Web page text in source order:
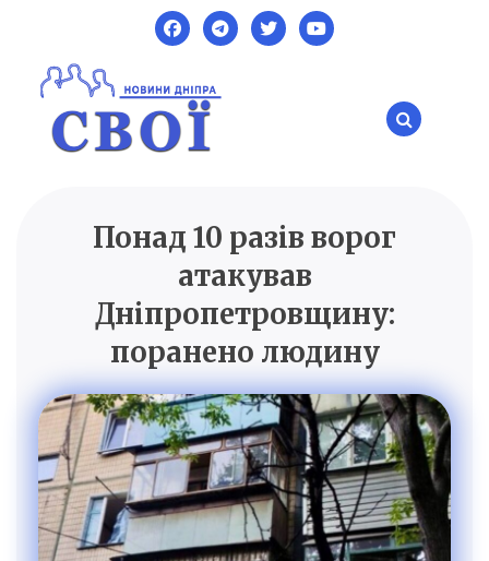
content
SVOI.DP.UA
Новини Дніпра
Понад 10 разів ворог
атакував
Дніпропетровщину:
поранено людину